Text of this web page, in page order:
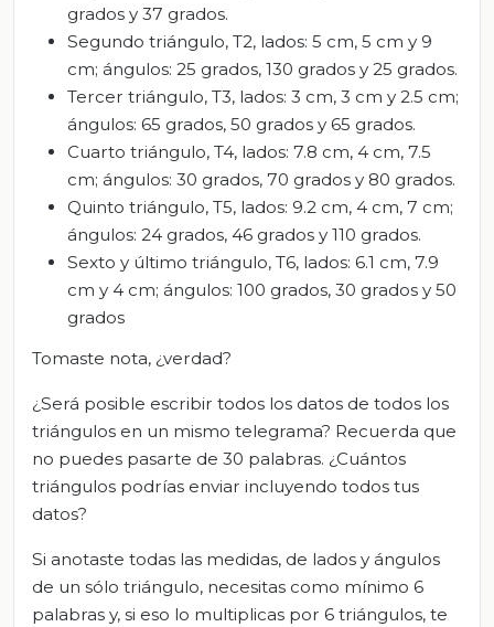
grados y 37 grados.
Segundo triángulo, T2, lados: 5 cm, 5 cm y 9
cm; ángulos: 25 grados, 130 grados y 25 grados.
Tercer triángulo, T3, lados: 3 cm, 3 cm y 2.5 cm;
ángulos: 65 grados, 50 grados y 65 grados.
Cuarto triángulo, T4, lados: 7.8 cm, 4 cm, 7.5
cm; ángulos: 30 grados, 70 grados y 80 grados.
Quinto triángulo, T5, lados: 9.2 cm, 4 cm, 7 cm;
ángulos: 24 grados, 46 grados y 110 grados.
Sexto y último triángulo, T6, lados: 6.1 cm, 7.9
cm y 4 cm; ángulos: 100 grados, 30 grados y 50
grados
Tomaste nota, ¿verdad?
¿Será posible escribir todos los datos de todos los
triángulos en un mismo telegrama? Recuerda que
no puedes pasarte de 30 palabras. ¿Cuántos
triángulos podrías enviar incluyendo todos tus
datos?
Si anotaste todas las medidas, de lados y ángulos
de un sólo triángulo, necesitas como mínimo 6
palabras y, si eso lo multiplicas por 6 triángulos, te